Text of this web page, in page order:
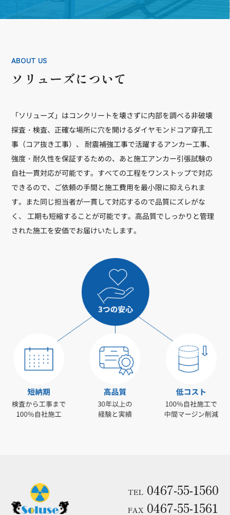
ABOUT US
ソリューズについて
「ソリューズ」はコンクリートを壊さずに内部を調べる非破壊
探査・検査、正確な場所に穴を開けるダイヤモンドコア穿孔工
事（コア抜き工事）、 耐震補強工事で活躍するアンカー工事、
強度・耐久性を保証するための、あと施工アンカー引張試験の
自社一貫対応が可能です。すべての工程をワンストップで対応
できるので、ご依頼の手間と施工費用を最小限に抑えられま
す。また同じ担当者が一貫して対応するので品質にズレがな
く、 工期も短縮することが可能です。高品質でしっかりと管理
された施工を安価でお届けいたします。
TEL 0467-55-1560
FAX 0467-55-1561